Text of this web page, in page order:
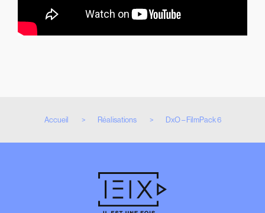
Accueil Réalisations DxO – FilmPack 6